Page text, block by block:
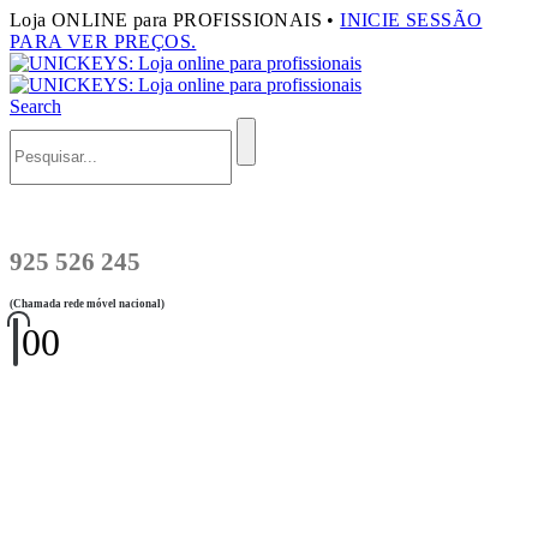
Loja ONLINE para PROFISSIONAIS •INICIE SESSÃO
PARA VER PREÇOS.
Search
925 526 245
(Chamada rede móvel nacional)
00